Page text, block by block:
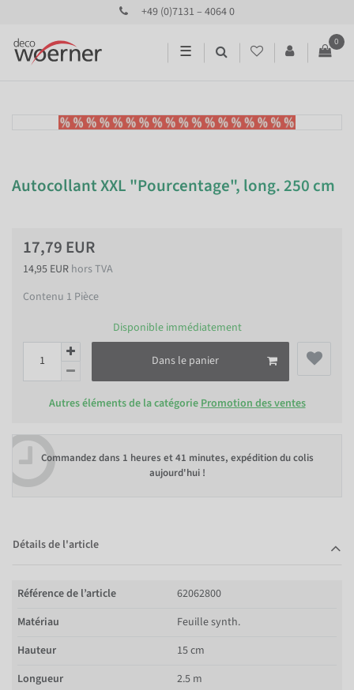
+49 (0)7131 – 4064 0
☰
0
Autocollant XXL "Pourcentage", long. 250 cm
17,79 EUR
14,95 EUR hors TVA
Contenu 1 Pièce
Disponible immédiatement
Dans le panier
Autres éléments de la catégorie Promotion des ventes
Commandez dans 1 heures et 41 minutes, expédition du colis
aujourd'hui !
Détails de l'article
Référence de l’article
62062800
Matériau
Feuille synth.
Hauteur
15 cm
Longueur
2.5 m